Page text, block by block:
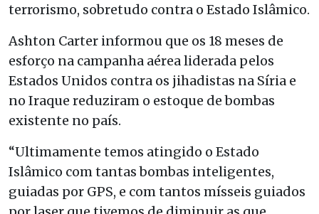
terrorismo, sobretudo contra o Estado Islâmico.
Ashton Carter informou que os 18 meses de
esforço na campanha aérea liderada pelos
Estados Unidos contra os jihadistas na Síria e
no Iraque reduziram o estoque de bombas
existente no país.
“Ultimamente temos atingido o Estado
Islâmico com tantas bombas inteligentes,
guiadas por GPS, e com tantos mísseis guiados